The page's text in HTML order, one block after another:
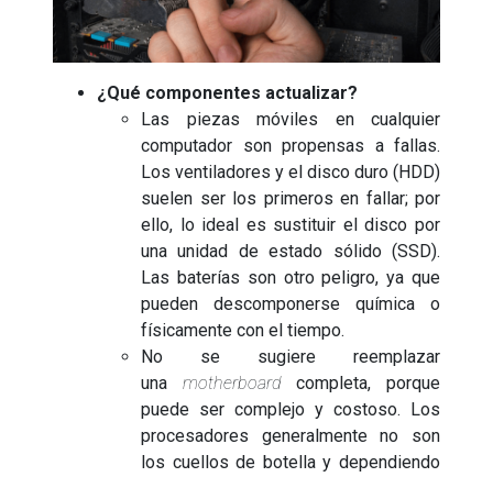
¿Qué componentes actualizar?
Las piezas móviles en cualquier
computador son propensas a fallas.
Los ventiladores y el disco duro (HDD)
suelen ser los primeros en fallar; por
ello, lo ideal es sustituir el disco por
una unidad de estado sólido (SSD).
Las baterías son otro peligro, ya que
pueden descomponerse química o
físicamente con el tiempo.
No se sugiere reemplazar
una motherboardcompleta, porque
puede ser complejo y costoso. Los
procesadores generalmente no son
los cuellos de botella y dependiendo